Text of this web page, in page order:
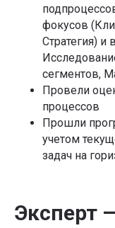
фокусов
Стратегия) и
сегментов,
Провели
процессов
Прошли
учетом
задач на
Эксперт